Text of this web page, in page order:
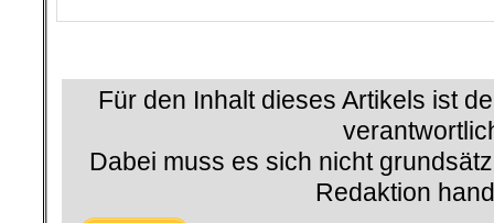
Für den Inhalt dieses Artikels ist
Dabei muss es sich nicht
Redaktion